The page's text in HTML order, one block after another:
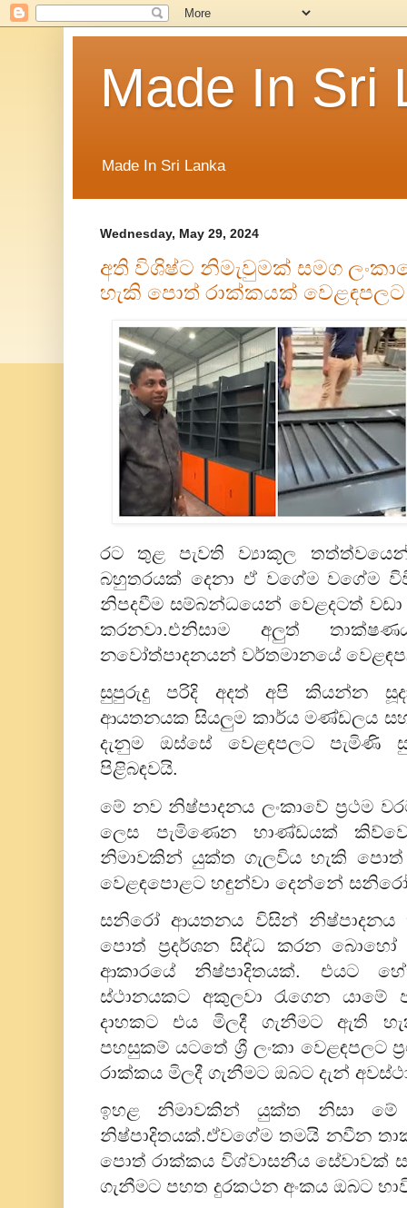
Made In Sri
Made In Sri Lanka
Wednesday, May 29, 2024
අති විශිෂ්ට නිමැවුමක් සමග
හැකි පොත් රාක්කයක් වෙළඳපලට
රට තුළ පැවති ව්‍යාකූල
බහුතරයක් දෙනා ඒ වගේම වගේම
නිපදවීම සම්බන්ධයෙන් වෙළදටත් වඩා
කරනවා.එනිසාම අලුත්
නවෝත්පාදනයන් වර්තමානයේ
සුපුරුදු පරිදි අදත් අපි කියන්න
ආයතනයක සියලුම කාර්ය මණ්ඩලය
දැනුම ඔස්සේ වෙළඳපලට පැමිණි
පිළිබඳවයි.
මේ නව නිෂ්පාදනය ලංකාවේ ප්‍රථම
ලෙස පැමිණෙන භාණ්ඩයක්
නිමාවකින් යුක්ත ගැලවිය හැකි පොත්
වෙළඳපොළට හඳුන්වා දෙන්නේ
සනිරෝ ආයතනය විසින්
පොත් ප්‍රදර්ශන සිද්ධ කරන බොහෝ
ආකාරයේ නිෂ්පාදිතයක්. එයට
ස්ථානයකට අකුලවා රැගෙන
දාහකට එය මිලදී ගැනීමට ඇති
පහසුකම් යටතේ ශ්‍රී ලංකා වෙළඳපලට
රාක්කය මිලදී ගැනීමට ඔබට දැන්
ඉහළ නිමාවකින් යුක්ත නිසා
නිෂ්පාදිතයක්.ඒවගේම තමයි නවීන
පොත් රාක්කය විශ්වාසනීය සේවාවක්
ගැනීමට පහත දුරකථන අංකය ඔබට